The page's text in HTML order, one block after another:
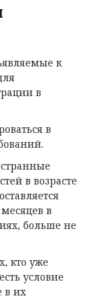
к
в
в
в возрасте
в
больше не
кто уже
условие
в их